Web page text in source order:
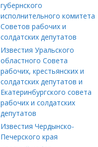
губернского
исполнительного комитета
Советов рабочих и
солдатских депутатов
Известия Уральского
областного Совета
рабочих, крестьянских и
солдатских депутатов и
Екатеринбургского совета
рабочих и солдатских
депутатов
Известия Чердынско-
Печерского края